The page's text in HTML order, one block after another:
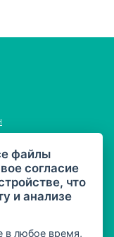
файлы
согласие
что
и анализе
в любое время,